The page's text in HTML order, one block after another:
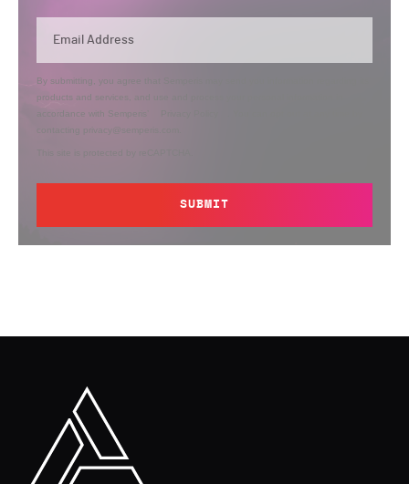
By submitting, you agree that Semperis may send you information regarding its
products and services, and use and process your personal information in
accordance with Semperis’
contacting privacy@semperis.com.
SUBMIT